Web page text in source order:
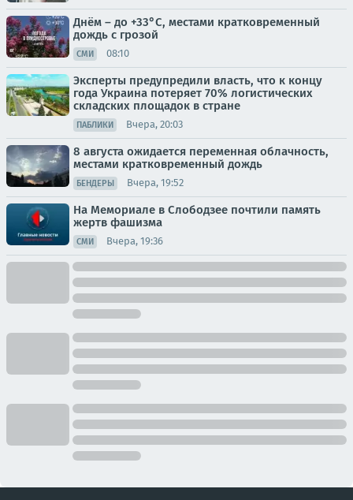
Днём – до +33°С, местами кратковременный
дождь с грозой
СМИ 08:10
Эксперты предупредили власть, что к концу
года Украина потеряет 70% логистических
складских площадок в стране
ПАБЛИКИ Вчера, 20:03
8 августа ожидается переменная облачность,
местами кратковременный дождь
БЕНДЕРЫ Вчера, 19:52
На Мемориале в Слободзее почтили память
жертв фашизма
СМИ Вчера, 19:36